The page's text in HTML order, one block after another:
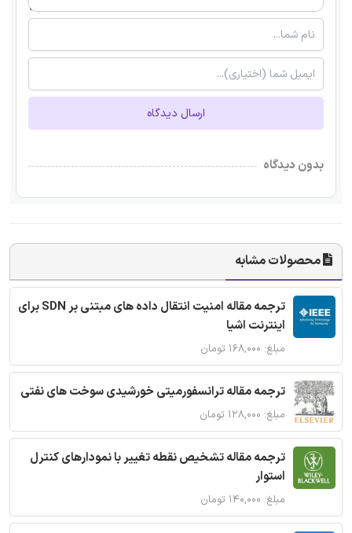
ارسال دیدگاه
بدون دیدگاه
محصولات مشابه
ترجمه مقاله امنیت انتقال داده های مبتنی بر SDN برای
اینترنت اشیا
مبلغ: ۱۶۸,۰۰۰ تومان
ترجمه مقاله ترانسفورمیتی خورشیدی سوخت های نفتی
مبلغ: ۱۲۸,۰۰۰ تومان
ترجمه مقاله تشخیص نقطه تغییر با نمودارهای کنترل
استوار
مبلغ: ۱۴۰,۰۰۰ تومان